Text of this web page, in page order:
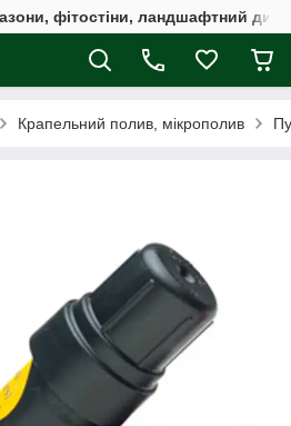
фітостіни, ландшафтний
Крапельний полив, мікрополив